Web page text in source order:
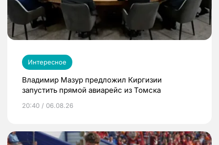
Интересное
Владимир Мазур предложил Киргизии
запустить прямой авиарейс из Томска
20:40 / 06.08.26